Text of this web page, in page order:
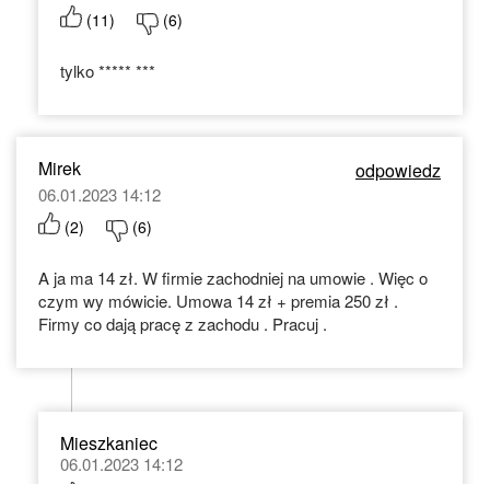
(11) (6)
tylko ***** ***
Mirek odpowiedz
06.01.2023 14:12
(2) (6)
A ja ma 14 zł. W firmie zachodniej na umowie . Więc o
czym wy mówicie. Umowa 14 zł + premia 250 zł .
Firmy co dają pracę z zachodu . Pracuj .
Mieszkaniec
06.01.2023 14:12